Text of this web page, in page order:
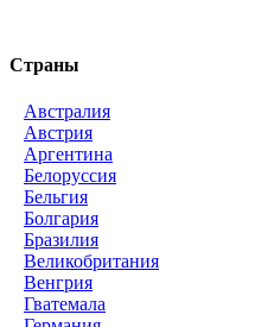
Страны
Австралия
Австрия
Аргентина
Белоруссия
Бельгия
Болгария
Бразилия
Великобритания
Венгрия
Гватемала